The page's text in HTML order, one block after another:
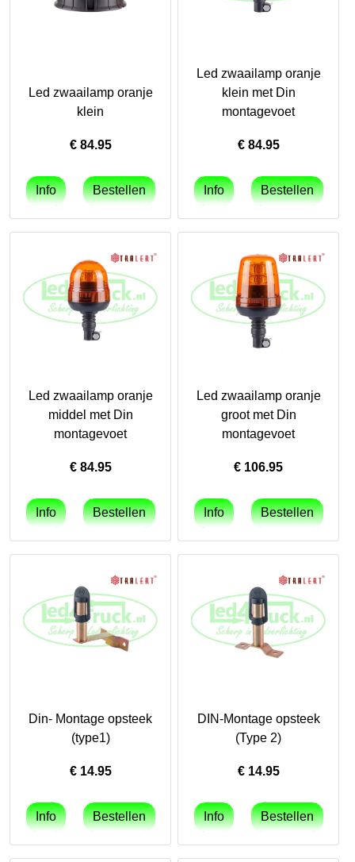
Led zwaailamp oranje
klein
€ 84.95
Led zwaailamp oranje
klein met Din
montagevoet
€ 84.95
Led zwaailamp oranje
middel met Din
montagevoet
€ 84.95
Led zwaailamp oranje
groot met Din
montagevoet
€ 106.95
Din- Montage opsteek
(type1)
€ 14.95
DIN-Montage opsteek
(Type 2)
€ 14.95